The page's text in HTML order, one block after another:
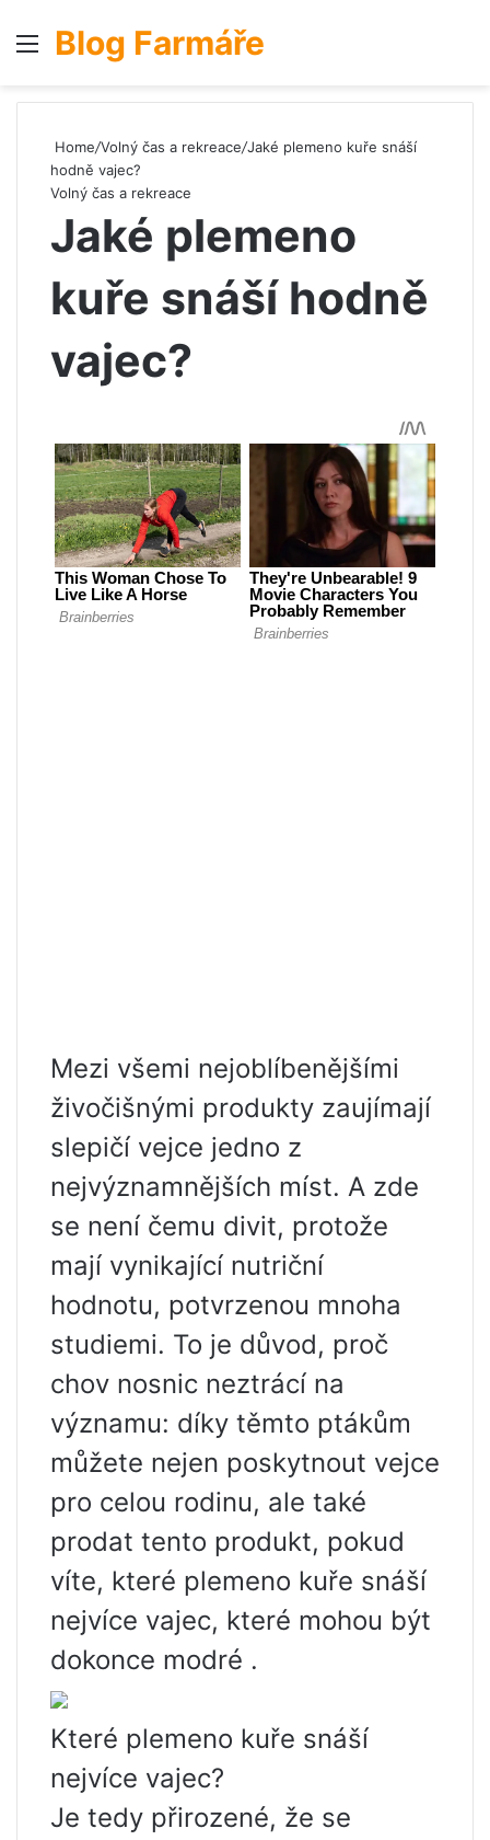
Menu
Blog Farmáře
Home/Volný čas a rekreace/Jaké plemeno kuře snáší
hodně vajec?
Volný čas a rekreace
Jaké plemeno
kuře snáší hodně
vajec?
Mezi všemi nejoblíbenějšími
živočišnými produkty zaujímají
slepičí vejce jedno z
nejvýznamnějších míst. A zde
se není čemu divit, protože
mají vynikající nutriční
hodnotu, potvrzenou mnoha
studiemi. To je důvod, proč
chov nosnic neztrácí na
významu: díky těmto ptákům
můžete nejen poskytnout vejce
pro celou rodinu, ale také
prodat tento produkt, pokud
víte, které plemeno kuře snáší
nejvíce vajec, které mohou být
dokonce modré .
Které plemeno kuře snáší
nejvíce vajec?
Je tedy přirozené, že se